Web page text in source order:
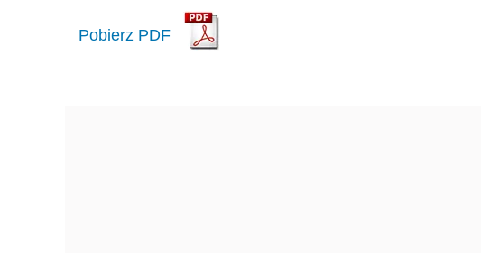
Pobierz PDF